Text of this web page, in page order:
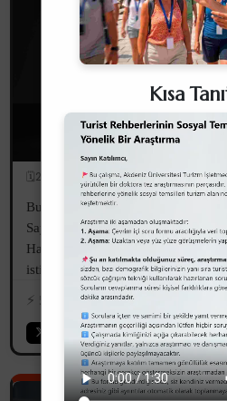
6326 Sayılı Turist
Değişikliğine
🗓️28.04.2026
Bu yazım, 18.03.2026 tarihli ve
Sayılı Turist Rehberliği Meslek
Hakkında Kurum Görüşü"
istinaden görüşlerimi içermektedir.
⚡️ 596 ⏱️14dk
Vay Başıma
Kısa